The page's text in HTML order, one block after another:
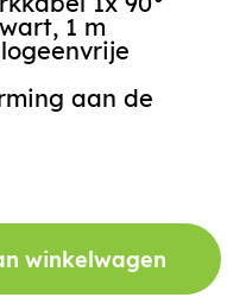
1 m
aan de
winkelwagen